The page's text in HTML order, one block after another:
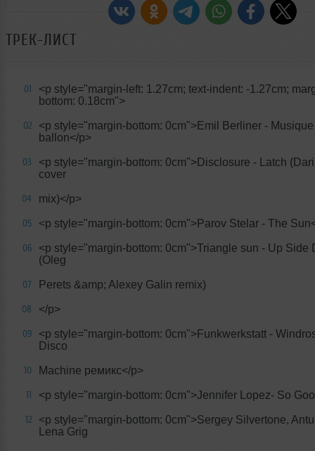
ТРЕК-ЛИСТ
01
<p style="margin-left: 1.27cm; text-indent: -1.27cm;
bottom: 0.18cm">
02
<p style="margin-bottom: 0cm">Emil Berliner -
ballon</p>
03
<p style="margin-bottom: 0cm">Disclosure - Latch
cover
04 mix)</p>
05 <p style="margin-bottom: 0cm">Parov Stelar - The
06
<p style="margin-bottom: 0cm">Triangle sun - Up Side
(Oleg
07 Perets &amp; Alexey Galin remix)
08 </p>
09
<p style="margin-bottom: 0cm">Funkwerkstatt -
Disco
10 Machine ремикс</p>
11 <p style="margin-bottom: 0cm">Jennifer Lopez- So
12
<p style="margin-bottom: 0cm">Sergey Silvertone,
Lena Grig